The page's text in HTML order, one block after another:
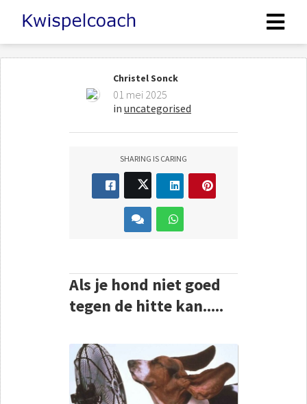
Christel Sonck
01 mei 2025
in uncategorised
SHARING IS CARING
Als je hond niet goed
tegen de hitte kan.....